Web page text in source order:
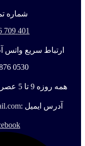
شماره
401 709 66 021
ارتباط سریع واتس
0530 876 0938
همه روزه 9 تا 5 عصر پاسخگوی شمائیم
آدرس ایمیل :